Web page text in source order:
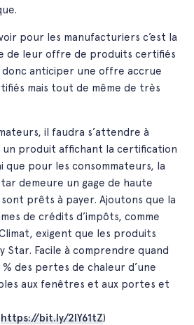
pour les manufacturiers c’est la
de leur offre de produits certifiés
donc anticiper une offre accrue
mais tout de même de très
il faudra s’attendre à
produit affichant la certification
que pour les consommateurs, la
demeure un gage de haute
prêts à payer. Ajoutons que la
de crédits d’impôts, comme
exigent que les produits
Star. Facile à comprendre quand
% des pertes de chaleur d’une
aux fenêtres et aux portes et
https://bit.ly/2IY61tZ)